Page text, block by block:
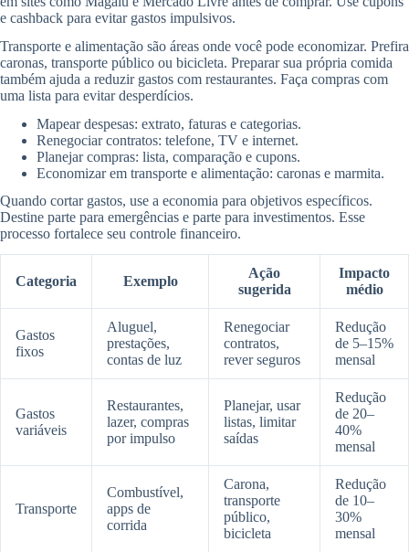
e cashback para evitar gastos impulsivos.
Transporte e alimentação são áreas onde você pode economizar. Prefira
caronas, transporte público ou bicicleta. Preparar sua própria comida
também ajuda a reduzir gastos com restaurantes. Faça compras com
uma lista para evitar desperdícios.
Mapear despesas: extrato, faturas e categorias.
Renegociar contratos: telefone, TV e internet.
Planejar compras: lista, comparação e cupons.
Economizar em transporte e alimentação: caronas e marmita.
Quando cortar gastos, use a economia para objetivos específicos.
Destine parte para emergências e parte para investimentos. Esse
processo fortalece seu controle financeiro.
Categoria Exemplo
Ação
sugerida
Impacto
médio
Gastos
fixos
Aluguel,
prestações,
contas de luz
Renegociar
contratos,
rever seguros
Redução
de 5–15%
mensal
Gastos
variáveis
Restaurantes,
lazer, compras
por impulso
Planejar, usar
listas, limitar
saídas
Redução
de 20–
40%
mensal
Transporte
Combustível,
apps de
corrida
Carona,
transporte
público,
bicicleta
Redução
de 10–
30%
mensal